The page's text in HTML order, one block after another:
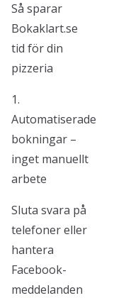
Så sparar
Bokaklart.se
tid för din
pizzeria
1.
Automatiserade
bokningar –
inget manuellt
arbete
Sluta svara på
telefoner eller
hantera
Facebook-
meddelanden